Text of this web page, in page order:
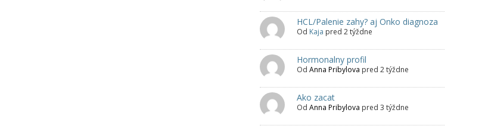
HCL/Palenie zahy? aj Onko diagnoza
Od Kaja pred 2 týždne
Hormonalny profil
Od Anna Pribylova pred 2 týždne
Ako zacat
Od Anna Pribylova pred 3 týždne